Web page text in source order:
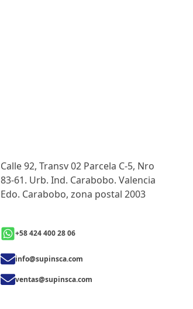
Calle 92, Transv 02 Parcela C-5, Nro
83-61. Urb. Ind. Carabobo. Valencia
Edo. Carabobo, zona postal 2003
+58 424 400 28 06
info@supinsca.com
ventas@supinsca.com